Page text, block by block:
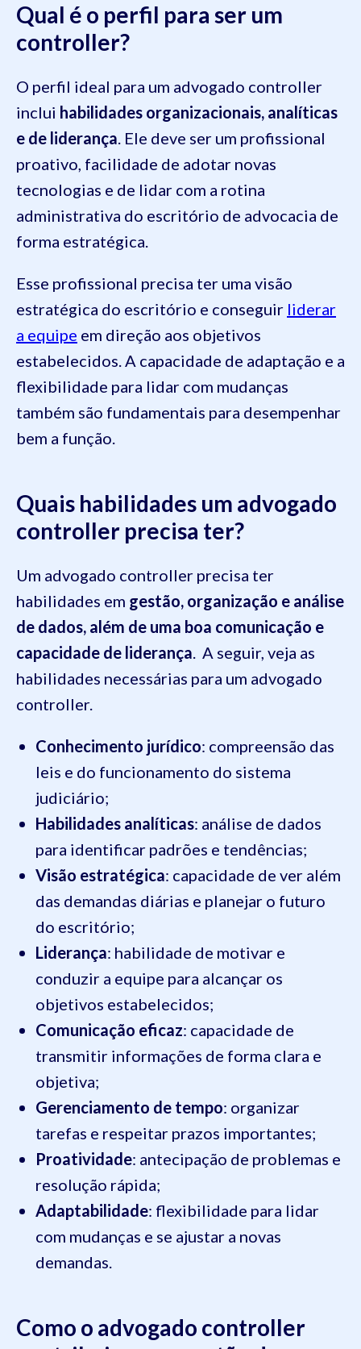
Qual é o perfil para ser um
controller?
O perfil ideal para um advogado controller
inclui habilidades organizacionais, analíticas
e de liderança. Ele deve ser um profissional
proativo, facilidade de adotar novas
tecnologias e de lidar com a rotina
administrativa do escritório de advocacia de
forma estratégica.
Esse profissional precisa ter uma visão
estratégica do escritório e conseguir liderar
a equipe em direção aos objetivos
estabelecidos. A capacidade de adaptação e a
flexibilidade para lidar com mudanças
também são fundamentais para desempenhar
bem a função.
Quais habilidades um advogado
controller precisa ter?
Um advogado controller precisa ter
habilidades em gestão, organização e análise
de dados, além de uma boa comunicação e
capacidade de liderança. A seguir, veja as
habilidades necessárias para um advogado
controller.
Conhecimento jurídico: compreensão das
leis e do funcionamento do sistema
judiciário;
Habilidades analíticas: análise de dados
para identificar padrões e tendências;
Visão estratégica: capacidade de ver além
das demandas diárias e planejar o futuro
do escritório;
Liderança: habilidade de motivar e
conduzir a equipe para alcançar os
objetivos estabelecidos;
Comunicação eficaz: capacidade de
transmitir informações de forma clara e
objetiva;
Gerenciamento de tempo: organizar
tarefas e respeitar prazos importantes;
Proatividade: antecipação de problemas e
resolução rápida;
Adaptabilidade: flexibilidade para lidar
com mudanças e se ajustar a novas
demandas.
Como o advogado controller